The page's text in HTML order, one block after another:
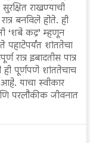
राखण्याची
बनविले होते. ही
‘शबे कद्र’ म्हणून
पहाटेपर्यंत शांततेचा
रात्र इबादतीस पात्र
पूर्णपणे शांततेचाच
याचा स्वीकार
परलौकीक जीवनात